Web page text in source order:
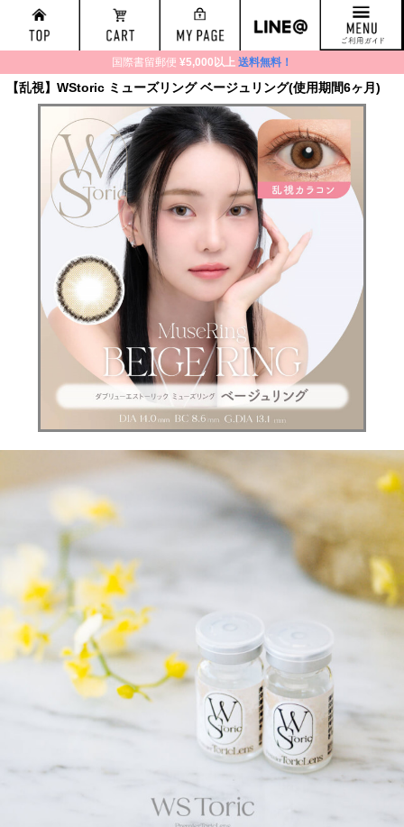
国際書留郵便 ¥5,000以上 送料無料！
【乱視】WStoric ミューズリング ベージュリング(使用期間6ヶ月)